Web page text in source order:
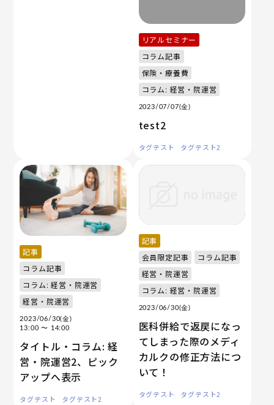
リアルセミナー
コラム記事
保険・療養費
コラム: 経営・院運営
2023/07/07(金)
test2
タグテスト タグテスト2
記事
コラム記事
コラム: 経営・院運営
経営・院運営
2023/06/30(金)
13:00〜 14:00
タイトル・コラム: 経
営・院運営2、ピック
アップへ表示
タグテスト タグテスト2
記事
会員限定記事
コラム記事
経営・院運営
コラム: 経営・院運営
2023/06/30(金)
医科併給で返戻になっ
てしまった際のメディ
カルクの修正方法につ
いて！
タグテスト タグテスト2